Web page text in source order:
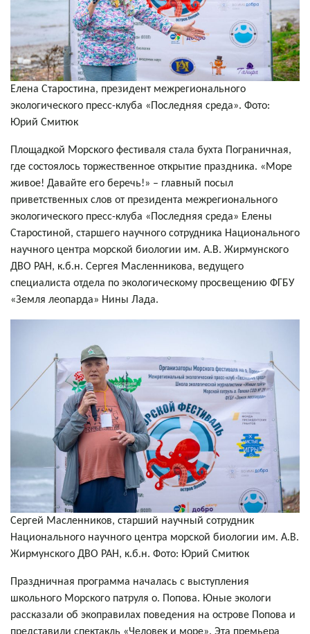
Елена Старостина, президент межрегионального
экологического пресс-клуба «Последняя среда». Фото:
Юрий Смитюк
Площадкой Морского фестиваля стала бухта Пограничная,
где состоялось торжественное открытие праздника. «Море
живое! Давайте его беречь!» – главный посыл
приветственных слов от президента межрегионального
экологического пресс-клуба «Последняя среда» Елены
Старостиной, старшего научного сотрудника Национального
научного центра морской биологии им. А.В. Жирмунского
ДВО РАН, к.б.н. Сергея Масленникова, ведущего
специалиста отдела по экологическому просвещению ФГБУ
«Земля леопарда» Нины Лада.
Сергей Масленников, старший научный сотрудник
Национального научного центра морской биологии им. А.В.
Жирмунского ДВО РАН, к.б.н. Фото: Юрий Смитюк
Праздничная программа началась с выступления
школьного Морского патруля о. Попова. Юные экологи
рассказали об экоправилах поведения на острове Попова и